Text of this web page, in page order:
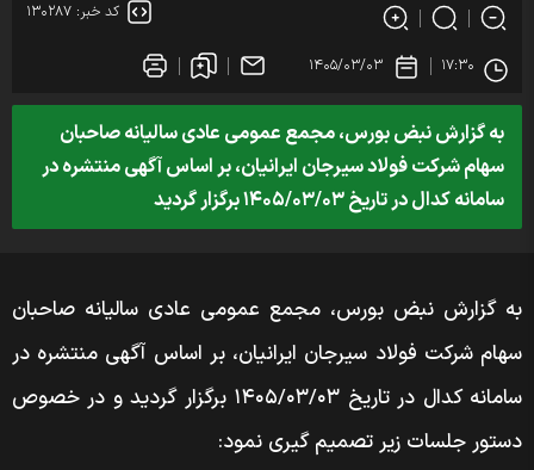
کد خبر: ۱۳۰۲۸۷
۱۷:۳۰ ۱۴۰۵/۰۳/۰۳
به گزارش نبض بورس، مجمع عمومی عادی سالیانه صاحبان
سهام شرکت فولاد سیرجان ایرانیان، بر اساس آگهی منتشره در
سامانه کدال در تاریخ ۱۴۰۵/۰۳/۰۳ برگزار گردید
به گزارش نبض بورس، مجمع عمومی عادی سالیانه صاحبان
سهام شرکت فولاد سیرجان ایرانیان، بر اساس آگهی منتشره در
سامانه کدال در تاریخ ۱۴۰۵/۰۳/۰۳ برگزار گردید و در خصوص
دستور جلسات زیر تصمیم گیری نمود: